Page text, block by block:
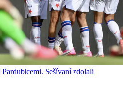
Sešívaní zdolali